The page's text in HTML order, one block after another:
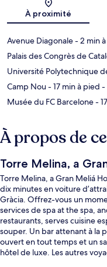
À proximité
Avenue Diagonale- 2 min
Palais des Congrès de
Université Polytechnique
Camp Nou- 17 min à pied -
Musée du FC Barcelone-
À propos de
Torre Melina, a
Torre Melina, a Gran Meliá
dix minutes en voiture
Gràcia. Offrez-vous un
services de spa at the spa,
restaurants, serves cuisine
souper. Un bar attenant à la
ouvert en tout temps et un
hôtel de luxe. Les autres